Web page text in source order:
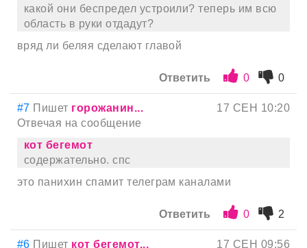
какой они беспредел устроили? теперь им всю
область в руки отдадут?
вряд ли беляя сделают главой
Ответить 0 0
#7 Пишет горожанин...
17 СЕН 10:20
Отвечая на сообщение
кот бегемот
содержательно. спс
это панихин спамит телеграм каналами
Ответить 0 2
#6 Пишет кот бегемот...
17 СЕН 09:56